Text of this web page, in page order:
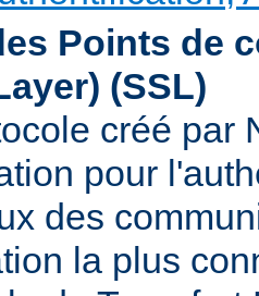
Points de
(SSL)
créé par
pour
des
la plus